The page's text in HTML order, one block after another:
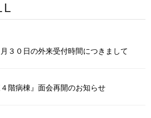
月３０日の外来受付時間につきまして
４階病棟』面会再開のお知らせ